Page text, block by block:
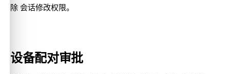
除 会话修改权限。
设备配对审批